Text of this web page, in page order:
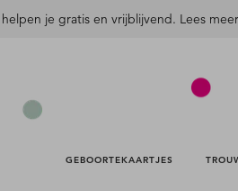
je gratis en vrijblijvend. Lees
GEBOORTEKAARTJES